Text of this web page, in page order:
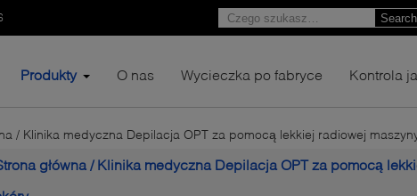
Search
Produkty O nas Wycieczka po fabryce Kontrola
/ Klinika medyczna Depilacja OPT za pomocą lekkiej radiowej
główna / Klinika medyczna Depilacja OPT za pomocą